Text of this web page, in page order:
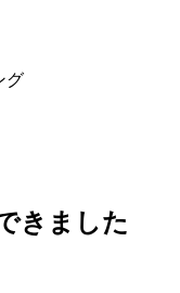
グ
きました